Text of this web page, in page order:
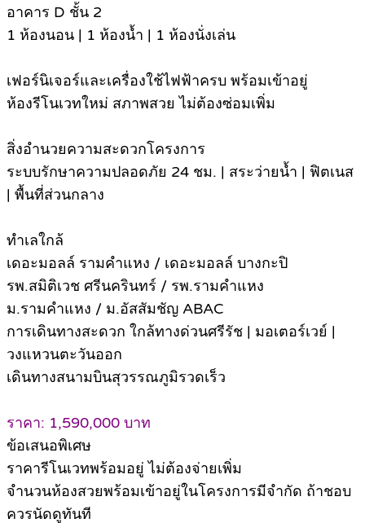
อาคาร D ชั้น 2
1 ห้องนอน | 1 ห้องน้ำ | 1 ห้องนั่งเล่น
เฟอร์นิเจอร์และเครื่องใช้ไฟฟ้าครบ พร้อมเข้าอยู่
ห้องรีโนเวทใหม่ สภาพสวย ไม่ต้องซ่อมเพิ่ม
สิ่งอำนวยความสะดวกโครงการ
ระบบรักษาความปลอดภัย 24 ชม. | สระว่ายน้ำ | ฟิตเนส
| พื้นที่ส่วนกลาง
ทำเลใกล้
เดอะมอลล์ รามคำแหง / เดอะมอลล์ บางกะปิ
รพ.สมิติเวช ศรีนครินทร์ / รพ.รามคำแหง
ม.รามคำแหง / ม.อัสสัมชัญ ABAC
การเดินทางสะดวก ใกล้ทางด่วนศรีรัช | มอเตอร์เวย์ |
วงแหวนตะวันออก
เดินทางสนามบินสุวรรณภูมิรวดเร็ว
ราคา: 1,590,000 บาท
ข้อเสนอพิเศษ
ราคารีโนเวทพร้อมอยู่ ไม่ต้องจ่ายเพิ่ม
จำนวนห้องสวยพร้อมเข้าอยู่ในโครงการมีจำกัด ถ้าชอบ
ควรนัดดูทันที